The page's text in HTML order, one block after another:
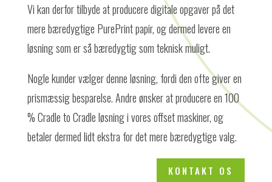
Vi kan derfor tilbyde at producere digitale opgaver på det
mere bæredygtige PurePrint papir, og dermed levere en
løsning som er så bæredygtig som teknisk muligt.
Nogle kunder vælger denne løsning, fordi den ofte giver en
prismæssig besparelse. Andre ønsker at producere en 100
% Cradle to Cradle løsning i vores offset maskiner, og
betaler dermed lidt ekstra for det mere bæredygtige valg.
KONTAKT OS